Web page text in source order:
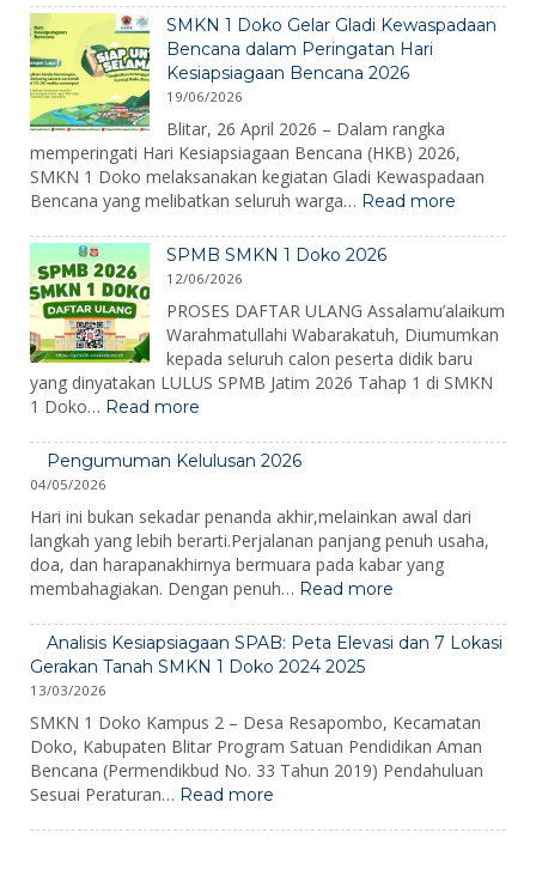
Ramah
2026:
Membangun
Karakter,
Mengenalkan
Lingkungan,
dan
Menumbuhkan
Semangat
Belajar
SMKN 1 Doko Gelar Gladi Kewaspadaan
Bencana dalam Peringatan Hari
Kesiapsiagaan Bencana 2026
19/06/2026
Blitar, 26 April 2026 – Dalam rangka
memperingati Hari Kesiapsiagaan Bencana (HKB) 2026,
SMKN 1 Doko melaksanakan kegiatan Gladi Kewaspadaan
Bencana yang melibatkan seluruh warga… Read more
1
Gladi
dalam
SPMB SMKN 1 Doko 2026
12/06/2026
PROSES DAFTAR ULANG Assalamu’alaikum
Warahmatullahi Wabarakatuh, Diumumkan
kepada seluruh calon peserta didik baru
yang dinyatakan LULUS SPMB Jatim 2026 Tahap 1 di SMKN
1 Doko… Read more
SMKN
1
2026
Pengumuman Kelulusan 2026
04/05/2026
Hari ini bukan sekadar penanda akhir,melainkan awal dari
langkah yang lebih berarti.Perjalanan panjang penuh usaha,
doa, dan harapanakhirnya bermuara pada kabar yang
membahagiakan. Dengan penuh… Read more
Kelulusan
2026
Analisis Kesiapsiagaan SPAB: Peta Elevasi dan 7 Lokasi
Gerakan Tanah SMKN 1 Doko 2024 2025
13/03/2026
SMKN 1 Doko Kampus 2 – Desa Resapombo, Kecamatan
Doko, Kabupaten Blitar Program Satuan Pendidikan Aman
Bencana (Permendikbud No. 33 Tahun 2019) Pendahuluan
Sesuai Peraturan… Read more
Kesiapsiagaan